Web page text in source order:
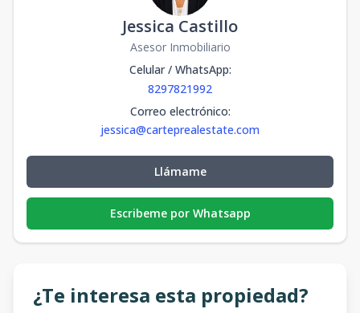
Jessica Castillo
Asesor Inmobiliario
Celular / WhatsApp:
8297821992
Correo electrónico:
jessica@carteprealestate.com
Llámame
Escribeme por Whatsapp
¿Te interesa esta propiedad?